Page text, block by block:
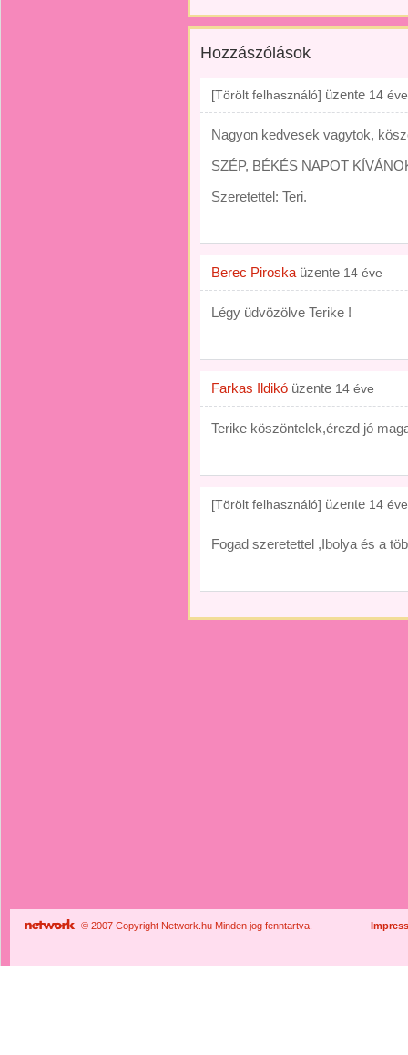
Hozzászólások
[Törölt felhasználó] üzente 14 éve
Nagyon kedvesek vagytok,
SZÉP, BÉKÉS NAPOT
Szeretettel: Teri.
Berec Piroska üzente 14 éve
Légy üdvözölve Terike !
Farkas Ildikó üzente 14 éve
Terike köszöntelek,érezd jó
[Törölt felhasználó] üzente 14 éve
Fogad szeretettel ,Ibolya és a
© 2007 Copyright Network.hu Minden jog fenntartva.